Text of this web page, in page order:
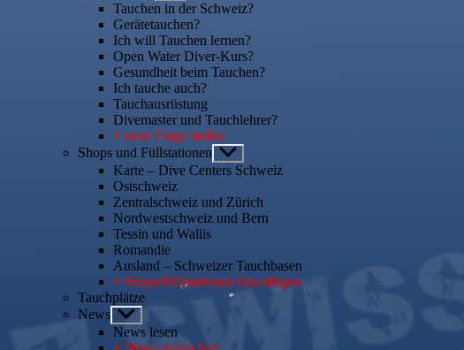
anzeigen
Tauchen in der Schweiz?
Gerätetauchen?
Ich will Tauchen lernen?
Open Water Diver-Kurs?
Gesundheit beim Tauchen?
Ich tauche auch?
Tauchausrüstung
Divemaster und Tauchlehrer?
+ neue Frage stellen
Shops und Füllstationen Untermenü
anzeigen
Karte – Dive Centers Schweiz
Ostschweiz
Zentralschweiz und Zürich
Nordwestschweiz und Bern
Tessin und Wallis
Romandie
Ausland – Schweizer Tauchbasen
+ Shops/Füllstationen hinzufügen
Tauchplätze
News Untermenü
anzeigen
News lesen